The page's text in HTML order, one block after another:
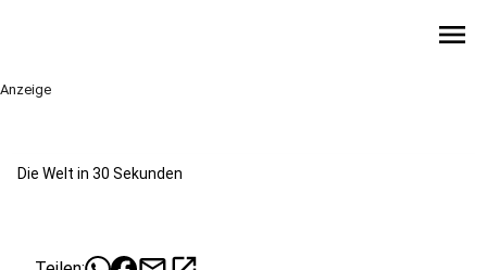
menu
Anzeige
Die Welt in 30 Sekunden